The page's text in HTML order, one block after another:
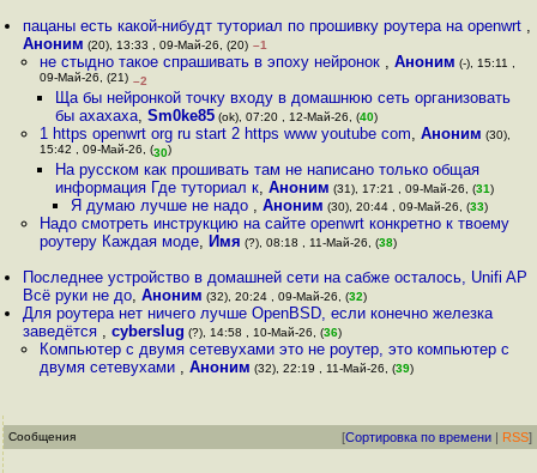
пацаны есть какой-нибудт туториал по прошивку роутера на openwrt ,
Аноним (20), 13:33 , 09-Май-26, (20) –1
не стыдно такое спрашивать в эпоху нейронок , Аноним (-), 15:11 ,
09-Май-26, (21) –2
Ща бы нейронкой точку входу в домашнюю сеть организовать
бы ахахаха, Sm0ke85(ok), 07:20 , 12-Май-26, (40)
1 https openwrt org ru start 2 https www youtube com, Аноним (30),
15:42 , 09-Май-26, (30)
На русском как прошивать там не написано только общая
информация Где туториал к, Аноним (31), 17:21 , 09-Май-26, (31)
Я думаю лучше не надо ,Аноним (30), 20:44 , 09-Май-26, (33)
Надо смотреть инструкцию на сайте openwrt конкретно к твоему
роутеру Каждая моде, Имя (?), 08:18 , 11-Май-26, (38)
Последнее устройство в домашней сети на сабже осталось, Unifi AP
Всё руки не до,Аноним (32), 20:24 , 09-Май-26, (32)
Для роутера нет ничего лучше OpenBSD, если конечно железка
заведётся ,cyberslug (?), 14:58 , 10-Май-26, (36)
Компьютер с двумя сетевухами это не роутер, это компьютер с
двумя сетевухами , Аноним (32), 22:19 , 11-Май-26, (39)
Сообщения [Сортировка по времени | RSS]